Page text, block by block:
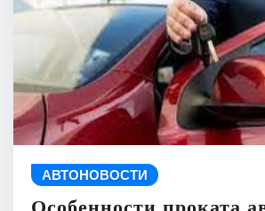
АВТОНОВОСТИ